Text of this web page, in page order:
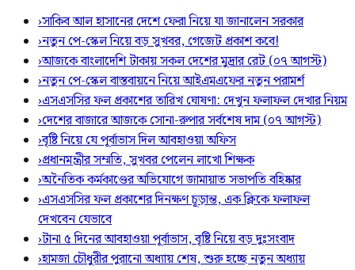
›সাকিব আল হাসানের দেশে ফেরা নিয়ে যা জানালেন সরকার
›নতুন পে-স্কেল নিয়ে বড় সুখবর, গেজেট প্রকাশ কবে!
›আজকে বাংলাদেশি টাকায় সকল দেশের মুদ্রার রেট (০৭ আগস্ট)
›নতুন পে-স্কেল বাস্তবায়নে নিয়ে আইএমএফের নতুন পরামর্শ
›এসএসসির ফল প্রকাশের তারিখ ঘোষণা: দেখুন ফলাফল দেখার নিয়ম
›দেশের বাজারে আজকে সোনা-রুপার সর্বশেষ দাম (০৭ আগস্ট)
›বৃষ্টি নিয়ে যে পূর্বাভাস দিল আবহাওয়া অফিস
›প্রধানমন্ত্রীর সম্মতি, সুখবর পেলেন লাখো শিক্ষক
›অনৈতিক কর্মকাণ্ডের অভিযোগে জামায়াত সভাপতি বহিষ্কার
›এসএসসির ফল প্রকাশের দিনক্ষণ চূড়ান্ত, এক ক্লিকে ফলাফল
দেখবেন যেভাবে
›টানা ৫ দিনের আবহাওয়া পূর্বাভাস, বৃষ্টি নিয়ে বড় দুঃসংবাদ
›হামজা চৌধুরীর পুরানো অধ্যায় শেষ, শুরু হচ্ছে নতুন অধ্যায়